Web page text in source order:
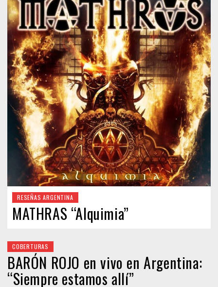
RESEÑAS ARGENTINA
MATHRAS “Alquimia”
COBERTURAS
BARÓN ROJO en vivo en Argentina:
“Siempre estamos allí”